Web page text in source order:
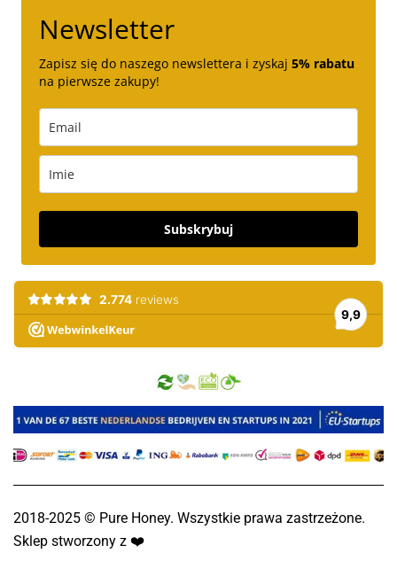
Newsletter
Zapisz się do naszego newslettera i zyskaj 5% rabatu
na pierwsze zakupy!
Subskrybuj
2018-2025 © Pure Honey. Wszystkie prawa zastrzeżone.
Sklep stworzony z ❤️